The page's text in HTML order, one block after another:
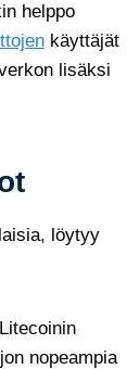
helppo
käyttäjät
lisäksi
löytyy
nopeampia